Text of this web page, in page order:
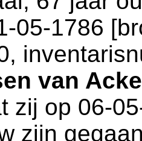
05-1786 [
van
zij op 06-
zijn